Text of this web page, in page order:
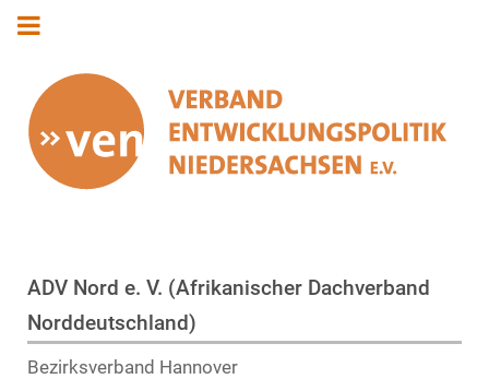
ADV Nord e. V. (Afrikanischer Dachverband
Norddeutschland)
Bezirksverband Hannover